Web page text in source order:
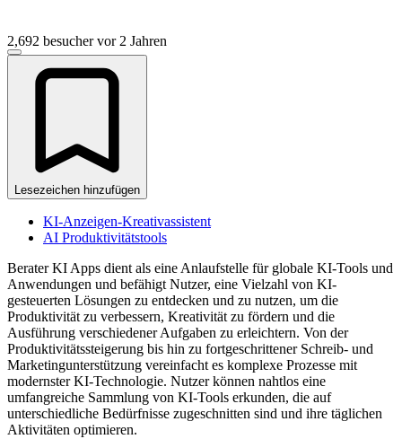
2,692 besucher vor 2 Jahren
Lesezeichen hinzufügen
KI-Anzeigen-Kreativassistent
AI Produktivitätstools
Berater KI Apps dient als eine Anlaufstelle für globale KI-Tools und
Anwendungen und befähigt Nutzer, eine Vielzahl von KI-
gesteuerten Lösungen zu entdecken und zu nutzen, um die
Produktivität zu verbessern, Kreativität zu fördern und die
Ausführung verschiedener Aufgaben zu erleichtern. Von der
Produktivitätssteigerung bis hin zu fortgeschrittener Schreib- und
Marketingunterstützung vereinfacht es komplexe Prozesse mit
modernster KI-Technologie. Nutzer können nahtlos eine
umfangreiche Sammlung von KI-Tools erkunden, die auf
unterschiedliche Bedürfnisse zugeschnitten sind und ihre täglichen
Aktivitäten optimieren.